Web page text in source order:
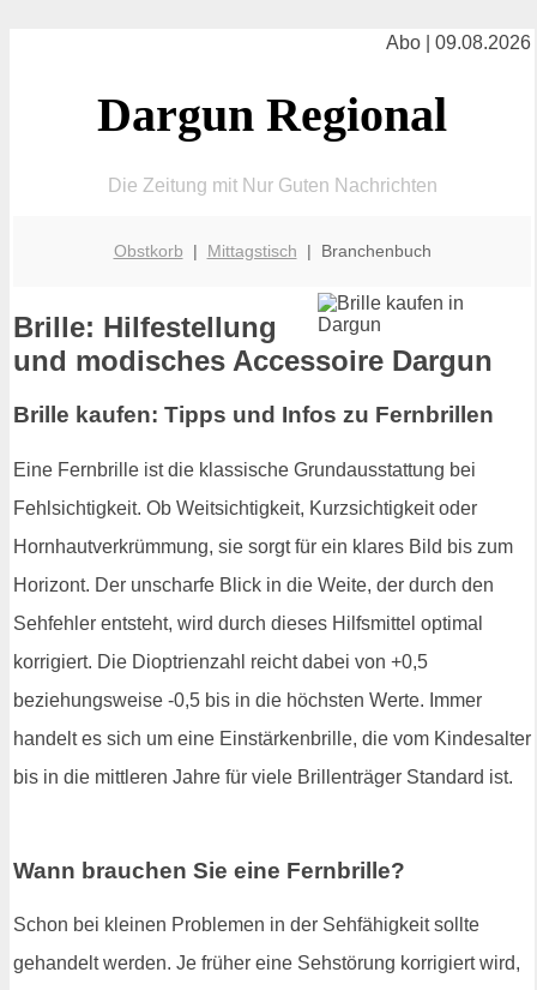
Abo | 09.08.2026
Dargun Regional
Die Zeitung mit Nur Guten Nachrichten
Obstkorb | Mittagstisch | Branchenbuch
Brille: Hilfestellung
und modisches Accessoire Dargun
Brille kaufen: Tipps und Infos zu Fernbrillen
Eine Fernbrille ist die klassische Grundausstattung bei
Fehlsichtigkeit. Ob Weitsichtigkeit, Kurzsichtigkeit oder
Hornhautverkrümmung, sie sorgt für ein klares Bild bis zum
Horizont. Der unscharfe Blick in die Weite, der durch den
Sehfehler entsteht, wird durch dieses Hilfsmittel optimal
korrigiert. Die Dioptrienzahl reicht dabei von +0,5
beziehungsweise -0,5 bis in die höchsten Werte. Immer
handelt es sich um eine Einstärkenbrille, die vom Kindesalter
bis in die mittleren Jahre für viele Brillenträger Standard ist.
Wann brauchen Sie eine Fernbrille?
Schon bei kleinen Problemen in der Sehfähigkeit sollte
gehandelt werden. Je früher eine Sehstörung korrigiert wird,